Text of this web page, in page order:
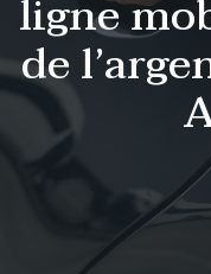
ligne
de